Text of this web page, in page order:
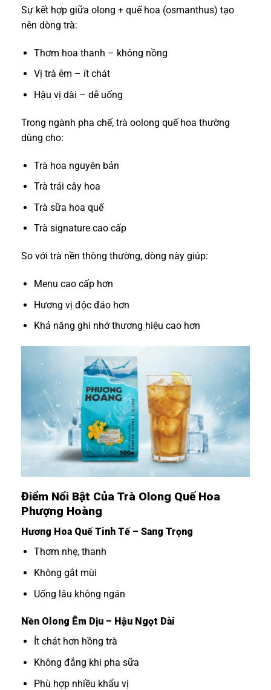
Sự kết hợp giữa olong + quế hoa (osmanthus) tạo
nên dòng trà:
Thơm hoa thanh – không nồng
Vị trà êm – ít chát
Hậu vị dài – dễ uống
Trong ngành pha chế, trà oolong quế hoa thường
dùng cho:
Trà hoa nguyên bản
Trà trái cây hoa
Trà sữa hoa quế
Trà signature cao cấp
So với trà nền thông thường, dòng này giúp:
Menu cao cấp hơn
Hương vị độc đáo hơn
Khả năng ghi nhớ thương hiệu cao hơn
Điểm Nổi Bật Của Trà Olong Quế Hoa
Phượng Hoàng
Hương Hoa Quế Tinh Tế – Sang Trọng
Thơm nhẹ, thanh
Không gắt mùi
Uống lâu không ngán
Nền Olong Êm Dịu – Hậu Ngọt Dài
Ít chát hơn hồng trà
Không đắng khi pha sữa
Phù hợp nhiều khẩu vị